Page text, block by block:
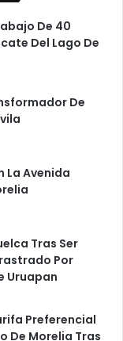
De 40
Del Lago De
De
La Avenida
Tras Ser
Por
Uruapan
Preferencial
De Morelia Tras